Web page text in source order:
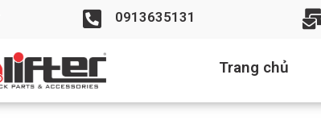
0913635131
Trang chủ